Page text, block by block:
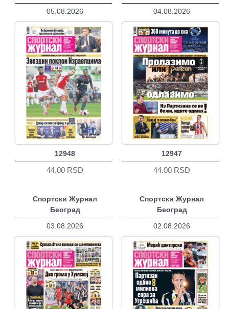
05.08.2026
12948
44.00 RSD
04.08.2026
12947
44.00 RSD
Спортски Журнал
Београд
03.08.2026
Спортски Журнал
Београд
02.08.2026